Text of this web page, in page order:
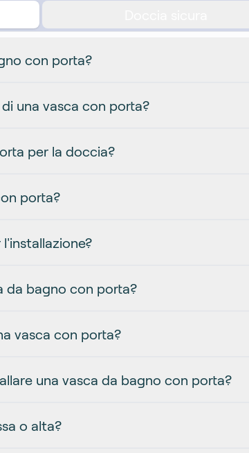
con porta?
una vasca con porta?
per la doccia?
porta?
da bagno con porta?
vasca con porta?
una vasca da bagno con porta?
o alta?